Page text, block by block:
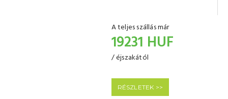
A teljes szállás már
19231 HUF
/ éjszakától
RÉSZLETEK >>